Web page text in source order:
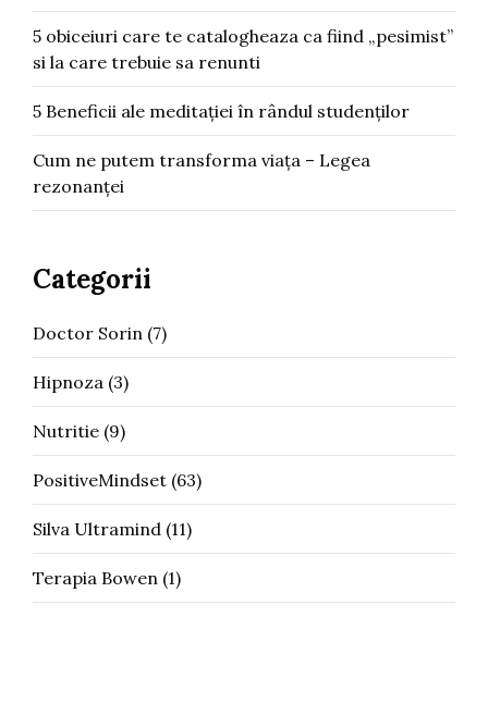
5 obiceiuri care te catalogheaza ca fiind „pesimist”
si la care trebuie sa renunti
5 Beneficii ale meditației în rândul studenților
Cum ne putem transforma viața – Legea
rezonanței
Categorii
Doctor Sorin (7)
Hipnoza (3)
Nutritie (9)
PositiveMindset (63)
Silva Ultramind (11)
Terapia Bowen (1)